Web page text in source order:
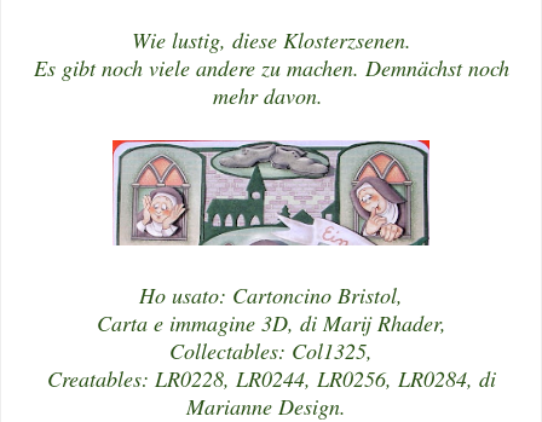
Wie lustig, diese Klosterzsenen.
Es gibt noch viele andere zu machen. Demnächst noch
mehr davon.
Ho usato: Cartoncino Bristol,
Carta e immagine 3D, di Marij Rhader,
Collectables: Col1325,
Creatables: LR0228, LR0244, LR0256, LR0284, di
Marianne Design.